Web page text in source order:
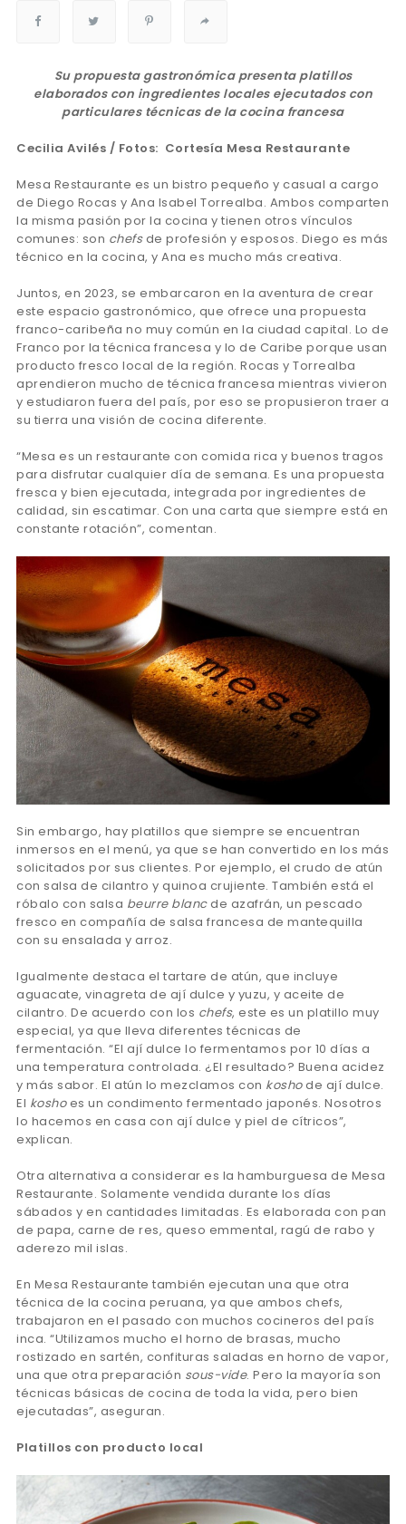
Su propuesta gastronómica presenta platillos
elaborados con ingredientes locales ejecutados con
particulares técnicas de la cocina francesa
Cecilia Avilés / Fotos: Cortesía Mesa Restaurante
Mesa Restaurante es un bistro pequeño y casual a cargo
de Diego Rocas y Ana Isabel Torrealba. Ambos comparten
la misma pasión por la cocina y tienen otros vínculos
comunes: son chefsde profesión y esposos. Diego es más
técnico en la cocina, y Ana es mucho más creativa.
Juntos, en 2023, se embarcaron en la aventura de crear
este espacio gastronómico, que ofrece una propuesta
franco-caribeña no muy común en la ciudad capital. Lo de
Franco por la técnica francesa y lo de Caribe porque usan
producto fresco local de la región. Rocas y Torrealba
aprendieron mucho de técnica francesa mientras vivieron
y estudiaron fuera del país, por eso se propusieron traer a
su tierra una visión de cocina diferente.
“Mesa es un restaurante con comida rica y buenos tragos
para disfrutar cualquier día de semana. Es una propuesta
fresca y bien ejecutada, integrada por ingredientes de
calidad, sin escatimar. Con una carta que siempre está en
constante rotación”, comentan.
Sin embargo, hay platillos que siempre se encuentran
inmersos en el menú, ya que se han convertido en los más
solicitados por sus clientes. Por ejemplo, el crudo de atún
con salsa de cilantro y quinoa crujiente. También está el
róbalo con salsa beurre blancde azafrán, un pescado
fresco en compañía de salsa francesa de mantequilla
con su ensalada y arroz.
Igualmente destaca el tartare de atún, que incluye
aguacate, vinagreta de ají dulce y yuzu, y aceite de
cilantro. De acuerdo con los chefs, este es un platillo muy
especial, ya que lleva diferentes técnicas de
fermentación. “El ají dulce lo fermentamos por 10 días a
una temperatura controlada. ¿El resultado? Buena acidez
y más sabor. El atún lo mezclamos con koshode ají dulce.
El koshoes un condimento fermentado japonés. Nosotros
lo hacemos en casa con ají dulce y piel de cítricos”,
explican.
Otra alternativa a considerar es la hamburguesa de Mesa
Restaurante. Solamente vendida durante los días
sábados y en cantidades limitadas. Es elaborada con pan
de papa, carne de res, queso emmental, ragú de rabo y
aderezo mil islas.
En Mesa Restaurante también ejecutan una que otra
técnica de la cocina peruana, ya que ambos chefs,
trabajaron en el pasado con muchos cocineros del país
inca. “Utilizamos mucho el horno de brasas, mucho
rostizado en sartén, confituras saladas en horno de vapor,
una que otra preparación sous-vide. Pero la mayoría son
técnicas básicas de cocina de toda la vida, pero bien
ejecutadas”, aseguran.
Platillos con producto local